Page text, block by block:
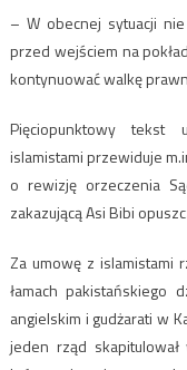
– W obecnej sytuacji
przed wejściem na
kontynuować walkę
Pięciopunktowy tekst
islamistami przewiduje
o rewizję orzeczenia
zakazującą Asi Bibi
Za umowę z islamistami
łamach pakistańskiego
angielskim i gudżarati w
jeden rząd